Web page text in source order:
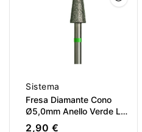
Sistema
Fresa Diamante Cono
Ø5,0mm Anello Verde LL
9,0mm
2,90 €